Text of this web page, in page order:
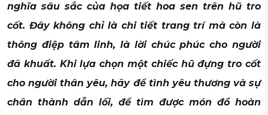
nghĩa sâu sắc của họa tiết hoa sen trên hũ tro
cốt. Đây không chỉ là chi tiết trang trí mà còn là
thông điệp tâm linh, là lời chúc phúc cho người
đã khuất. Khi lựa chọn một chiếc hũ đựng tro cốt
cho người thân yêu, hãy để tình yêu thương và sự
chân thành dẫn lối, để tìm được món đồ hoàn